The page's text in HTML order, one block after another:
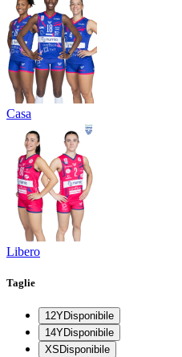
Casa
Libero
Taglie
12YDisponibile
14YDisponibile
XS Disponibile